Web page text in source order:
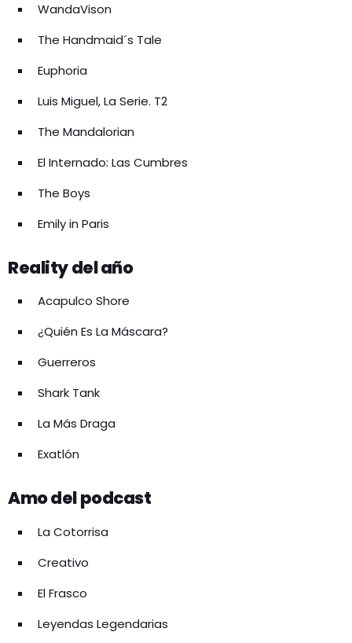
WandaVison
The Handmaid´s Tale
Euphoria
Luis Miguel, La Serie. T2
The Mandalorian
El Internado: Las Cumbres
The Boys
Emily in Paris
Reality del año
Acapulco Shore
¿Quién Es La Máscara?
Guerreros
Shark Tank
La Más Draga
Exatlón
Amo del podcast
La Cotorrisa
Creativo
El Frasco
Leyendas Legendarias